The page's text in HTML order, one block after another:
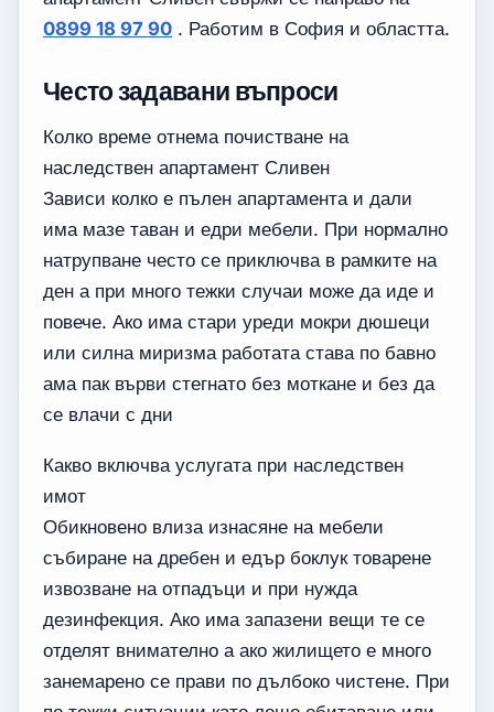
0899 18 97 90 . Работим в София и областта.
Често задавани въпроси
Колко време отнема почистване на
наследствен апартамент Сливен
Зависи колко е пълен апартамента и дали
има мазе таван и едри мебели. При нормално
натрупване често се приключва в рамките на
ден а при много тежки случаи може да иде и
повече. Ако има стари уреди мокри дюшеци
или силна миризма работата става по бавно
ама пак върви стегнато без моткане и без да
се влачи с дни
Какво включва услугата при наследствен
имот
Обикновено влиза изнасяне на мебели
събиране на дребен и едър боклук товарене
извозване на отпадъци и при нужда
дезинфекция. Ако има запазени вещи те се
отделят внимателно а ако жилището е много
занемарено се прави по дълбоко чистене. При